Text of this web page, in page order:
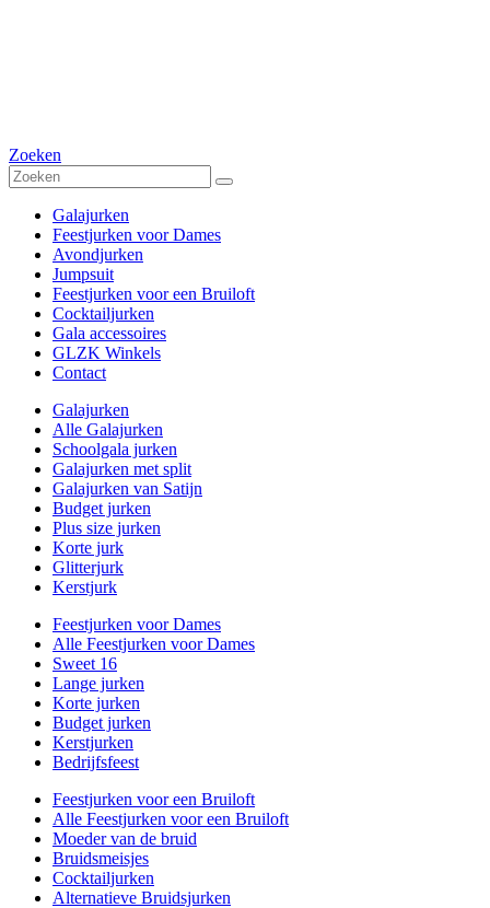
Zoeken
Galajurken
Feestjurken voor Dames
Avondjurken
Jumpsuit
Feestjurken voor een Bruiloft
Cocktailjurken
Gala accessoires
GLZK Winkels
Contact
Galajurken
Alle Galajurken
Schoolgala jurken
Galajurken met split
Galajurken van Satijn
Budget jurken
Plus size jurken
Korte jurk
Glitterjurk
Kerstjurk
Feestjurken voor Dames
Alle Feestjurken voor Dames
Sweet 16
Lange jurken
Korte jurken
Budget jurken
Kerstjurken
Bedrijfsfeest
Feestjurken voor een Bruiloft
Alle Feestjurken voor een Bruiloft
Moeder van de bruid
Bruidsmeisjes
Cocktailjurken
Alternatieve Bruidsjurken